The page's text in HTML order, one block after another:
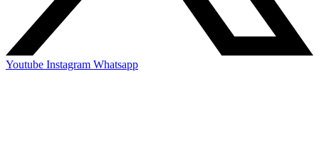
Youtube Instagram Whatsapp